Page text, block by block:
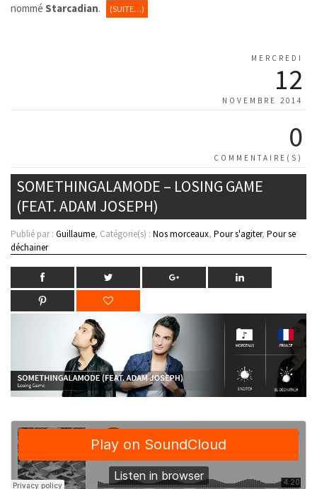
nommé Starcadian. (SUITE…)
MERCREDI
12
NOVEMBRE 2014
0
COMMENTAIRE(S)
SOMETHINGALAMODE – LOSING GAME
(FEAT. ADAM JOSEPH)
Publié par : Guillaume, Catégorie(s) : Nos morceaux, Pour s'agiter, Pour se
déchainer